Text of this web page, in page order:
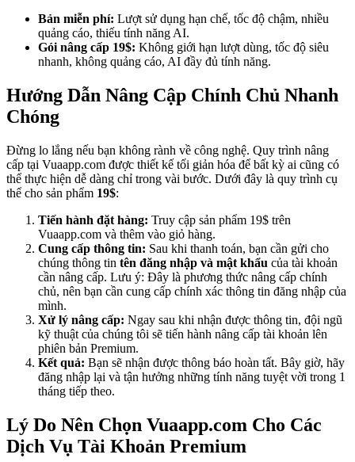
Bản miễn phí: Lượt sử dụng hạn chế, tốc độ chậm, nhiều
quảng cáo, thiếu tính năng AI.
Gói nâng cấp 19$: Không giới hạn lượt dùng, tốc độ siêu
nhanh, không quảng cáo, AI đầy đủ tính năng.
Hướng Dẫn Nâng Cập Chính Chủ Nhanh
Chóng
Đừng lo lắng nếu bạn không rành về công nghệ. Quy trình nâng
cấp tại Vuaapp.com được thiết kế tối giản hóa để bất kỳ ai cũng có
thể thực hiện dễ dàng chỉ trong vài bước. Dưới đây là quy trình cụ
thể cho sản phẩm 19$:
Tiến hành đặt hàng: Truy cập sản phẩm 19$ trên
Vuaapp.com và thêm vào giỏ hàng.
Cung cấp thông tin: Sau khi thanh toán, bạn cần gửi cho
chúng thông tin tên đăng nhập và mật khẩu của tài khoản
cần nâng cấp. Lưu ý: Đây là phương thức nâng cấp chính
chủ, nên bạn cần cung cấp chính xác thông tin đăng nhập của
mình.
Xử lý nâng cấp: Ngay sau khi nhận được thông tin, đội ngũ
kỹ thuật của chúng tôi sẽ tiến hành nâng cấp tài khoản lên
phiên bản Premium.
Kết quả: Bạn sẽ nhận được thông báo hoàn tất. Bây giờ, hãy
đăng nhập lại và tận hưởng những tính năng tuyệt vời trong 1
tháng tiếp theo.
Lý Do Nên Chọn Vuaapp.com Cho Các
Dịch Vụ Tài Khoản Premium